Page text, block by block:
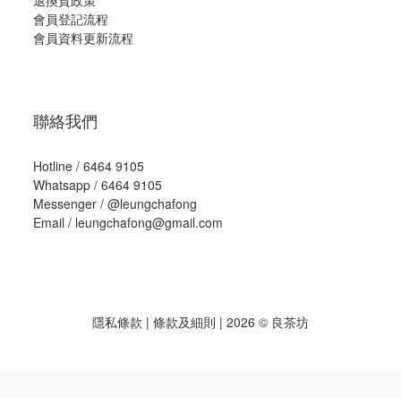
會員登記流程
會員資料更新流程
聯絡我們
Hotline / 6464 9105
Whatsapp / 6464 9105
Messenger / @leungchafong
Email / leungchafong@gmail.com
隱私條款 | 條款及細則 | 2026 © 良茶坊